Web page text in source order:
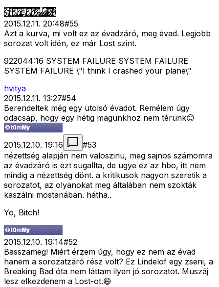
2015.12.11. 20:48#55
Azt a kurva, mi volt ez az évadzáró, meg évad. Legjobb
sorozat volt idén, ez már Lost szint.
922044:16 SYSTEM FAILURE SYSTEM FAILURE
SYSTEM FAILURE \"I think I crashed your plane\"
hvitya
2015.12.11. 13:27#54
Berendeltek még egy utolsó évadot. Remélem úgy
odacsap, hogy egy hétig magunkhoz nem térünk😊
2015.12.10. 19:16 #53
nézettség alapján nem valoszinu, meg sajnos számomra
az évadzáró is ezt sugallta, de ugye ez az hbo, itt nem
mindig a nézettség dönt. a kritikusok nagyon szeretik a
sorozatot, az olyanokat meg általában nem szokták
kaszálni mostanában. hátha..
Yo, Bitch!
2015.12.10. 19:14#52
Basszameg! Miért érzem úgy, hogy ez nem az évad
hanem a sorozatzáró rész volt? Ez Lindelof egy zseni, a
Breaking Bad óta nem láttam ilyen jó sorozatot. Muszáj
lesz elkezdenem a Lost-ot.😄